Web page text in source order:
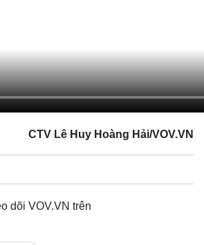
CTV Lê Huy Hoàng Hải/VOV.VN
dõi VOV.VN trên